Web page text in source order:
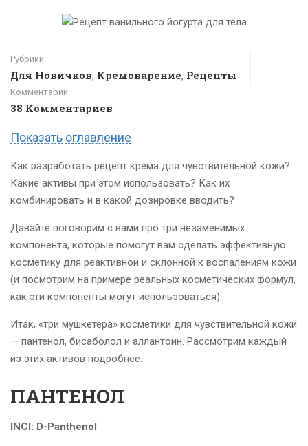
Рубрики
Для Новичков, Кремоварение, Рецепты
Комментарии
38 Комментариев
Показать оглавление
Как разработать рецепт крема для чувствительной кожи?
Какие активы при этом использовать? Как их
комбинировать и в какой дозировке вводить?
Давайте поговорим с вами про три незаменимых
компонента, которые помогут вам сделать эффективную
косметику для реактивной и склонной к воспалениям кожи
(и посмотрим на примере реальных косметических формул,
как эти компоненты могут использоваться).
Итак, «три мушкетера» косметики для чувствительной кожи
— пантенол, бисаболол и аллантоин. Рассмотрим каждый
из этих активов подробнее.
ПАНТЕНОЛ
INCI: D-Panthenol